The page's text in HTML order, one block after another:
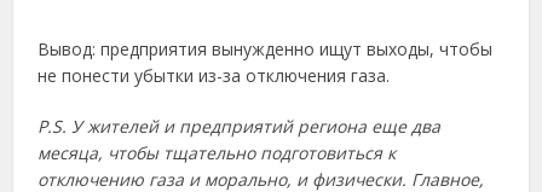
Вывод: предприятия вынужденно ищут выходы, чтобы
не понести убытки из-за отключения газа.
P.S. У жителей и предприятий региона еще два
месяца, чтобы тщательно подготовиться к
отключению газа и морально, и физически. Главное,